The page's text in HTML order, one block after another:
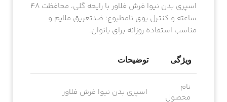
اسپری بدن نیوا فرش فلاور با رایحه گلی، محافظت ۴۸
ساعته و کنترل بوی نامطبوع؛ ضدتعریق ملایم و
مناسب استفاده روزانه برای بانوان.
ویژگی توضیحات
نام
محصول
اسپری بدن نیوا فرش فلاور